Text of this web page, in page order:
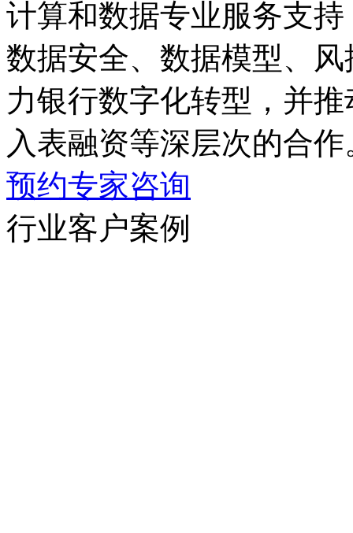
计算和数据专业服务支持
数据安全、数据模型、
力银行数字化转型，并
入表融资等深层次的合作
预约专家咨询
行业客户案例